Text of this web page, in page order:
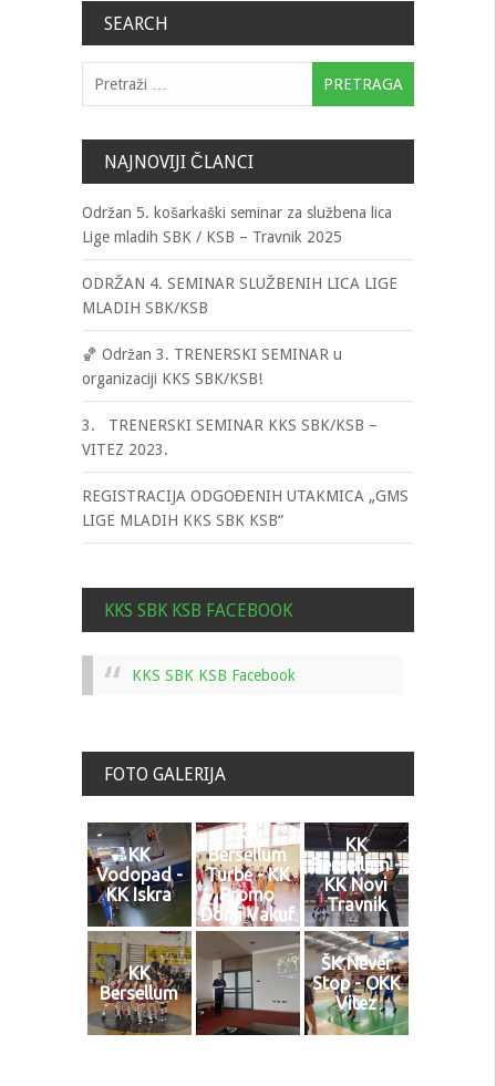
SEARCH
NAJNOVIJI ČLANCI
Održan 5. košarkaški seminar za službena lica
Lige mladih SBK / KSB – Travnik 2025
ODRŽAN 4. SEMINAR SLUŽBENIH LICA LIGE
MLADIH SBK/KSB
🏀 Održan 3. TRENERSKI SEMINAR u
organizaciji KKS SBK/KSB!
3. TRENERSKI SEMINAR KKS SBK/KSB –
VITEZ 2023.
REGISTRACIJA ODGOĐENIH UTAKMICA „GMS
LIGE MLADIH KKS SBK KSB“
KKS SBK KSB FACEBOOK
KKS SBK KSB Facebook
FOTO GALERIJA
KK
Vodopad -
KK Iskra
KK
Bersellum
Turbe - KK
Promo
Donji Vakuf
KK
Bersellum -
KK Novi
Travnik
KK
Bersellum
ŠK Never
Stop - OKK
Vitez